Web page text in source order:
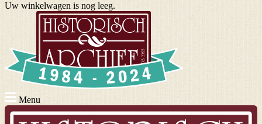
Uw winkelwagen is nog leeg.
Menu